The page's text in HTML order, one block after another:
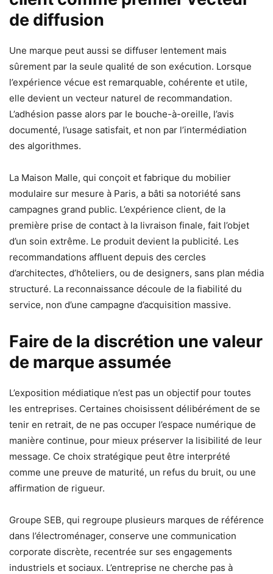
de diffusion
Une marque peut aussi se diffuser lentement mais
sûrement par la seule qualité de son exécution. Lorsque
l’expérience vécue est remarquable, cohérente et utile,
elle devient un vecteur naturel de recommandation.
L’adhésion passe alors par le bouche-à-oreille, l’avis
documenté, l’usage satisfait, et non par l’intermédiation
des algorithmes.
La Maison Malle, qui conçoit et fabrique du mobilier
modulaire sur mesure à Paris, a bâti sa notoriété sans
campagnes grand public. L’expérience client, de la
première prise de contact à la livraison finale, fait l’objet
d’un soin extrême. Le produit devient la publicité. Les
recommandations affluent depuis des cercles
d’architectes, d’hôteliers, ou de designers, sans plan média
structuré. La reconnaissance découle de la fiabilité du
service, non d’une campagne d’acquisition massive.
Faire de la discrétion une valeur
de marque assumée
L’exposition médiatique n’est pas un objectif pour toutes
les entreprises. Certaines choisissent délibérément de se
tenir en retrait, de ne pas occuper l’espace numérique de
manière continue, pour mieux préserver la lisibilité de leur
message. Ce choix stratégique peut être interprété
comme une preuve de maturité, un refus du bruit, ou une
affirmation de rigueur.
Groupe SEB, qui regroupe plusieurs marques de référence
dans l’électroménager, conserve une communication
corporate discrète, recentrée sur ses engagements
industriels et sociaux. L’entreprise ne cherche pas à